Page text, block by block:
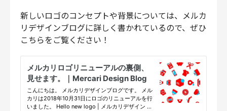
新しいロゴのコンセプトや背景については、メルカ
リデザインブログに詳しく書かれているので、ぜひ
こちらをご覧ください！